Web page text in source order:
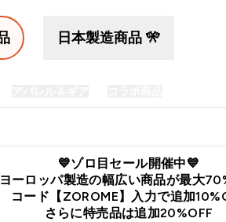
日本製造商品 🎌
💙ゾロ目セール開催中💙
ヨーロッパ製造の幅広い商品が最大
コード【ZOROME】入力で追加
さらに特売品は追加20%OFF